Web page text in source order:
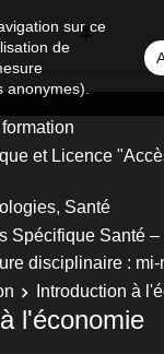
sur ce
de
et Licence
Santé
Spécifique Santé –
disciplinaire : mi-
Introduction à
l'économie